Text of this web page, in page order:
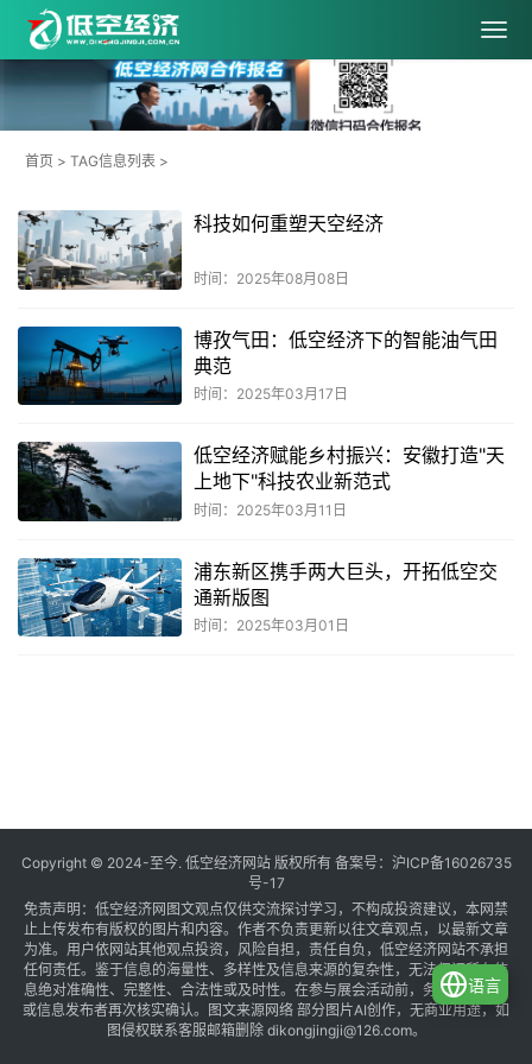
首页 > TAG信息列表 >
科技如何重塑天空经济
时间：2025年08月08日
博孜气田：低空经济下的智能油气田
典范
时间：2025年03月17日
低空经济赋能乡村振兴：安徽打造"天
上地下"科技农业新范式
时间：2025年03月11日
浦东新区携手两大巨头，开拓低空交
通新版图
时间：2025年03月01日
Copyright © 2024-至今. 低空经济网站 版权所有 备案号： 沪ICP备16026735
号-17
免责声明：低空经济网图文观点仅供交流探讨学习，不构成投资建议，本网禁
止上传发布有版权的图片和内容。作者不负责更新以往文章观点，以最新文章
为准。用户依网站其他观点投资，风险自担，责任自负，低空经济网站不承担
任何责任。鉴于信息的海量性、多样性及信息来源的复杂性，无法保证所有信
息绝对准确性、完整性、合法性或及时性。在参与展会活动前，务必与组织方
或信息发布者再次核实确认。图文来源网络 部分图片AI创作，无商业用途，如
图侵权联系客服邮箱删除 dikongjingji@126.com。
语言